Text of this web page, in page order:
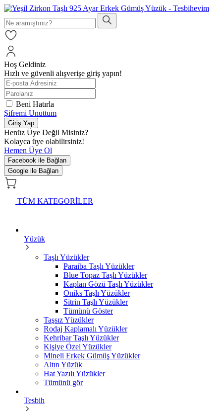
Hoş Geldiniz
Hızlı ve güvenli alışverişe giriş yapın!
Beni Hatırla
Şifremi Unuttum
Giriş Yap
Henüz Üye Değil Misiniz?
Kolayca üye olabilirsiniz!
Hemen Üye Ol
Facebook ile Bağlan
Google ile Bağlan
TÜM KATEGORİLER
Yüzük
Taşlı Yüzükler
Paraiba Taşlı Yüzükler
Blue Topaz Taşlı Yüzükler
Kaplan Gözü Taşlı Yüzükler
Oniks Taşlı Yüzükler
Sitrin Taşlı Yüzükler
Tümünü Göster
Taşsız Yüzükler
Rodaj Kaplamalı Yüzükler
Kehribar Taşlı Yüzükler
Kişiye Özel Yüzükler
Mineli Erkek Gümüş Yüzükler
Altın Yüzük
Hat Yazılı Yüzükler
Tümünü gör
Tesbih